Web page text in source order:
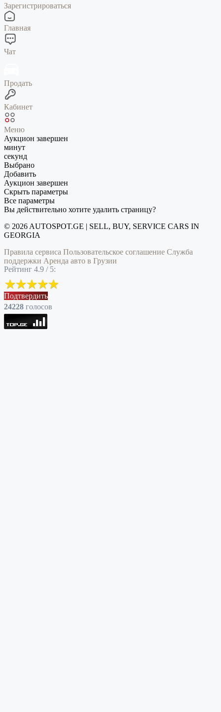
Зарегистрироваться
Главная
Чат
Продать
Кабинет
Меню
Аукцион завершен
минут
секунд
Выбрано
Добавить
Аукцион завершен
Скрыть параметры
Все параметры
Вы действительно хотите удалить страницу?
© 2026 AUTOSPOT.GE | SELL, BUY, SERVICE CARS IN
GEORGIA
Правила сервиса Пользовательское соглашение Служба
поддержки Аренда авто в Грузии
Рейтинг 4.9 / 5:
Подтвердить
24228 голоcов